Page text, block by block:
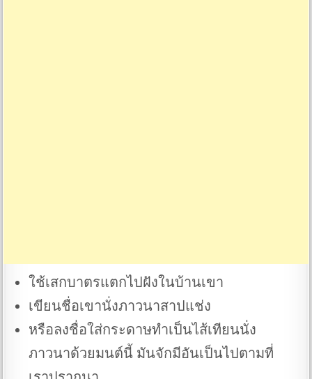
ใช้เสกบาตรแตกไปฝังในบ้านเขา
เขียนชื่อเขานั่งภาวนาสาปแช่ง
หรือลงชื่อใส่กระดาษทำเป็นไส้เทียนนั่ง
ภาวนาด้วยมนต์นี้ มันจักมีอันเป็นไปตามที่